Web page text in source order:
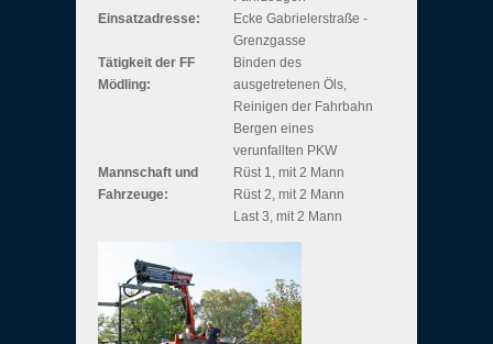
Einsatzadresse:
Ecke Gabrielerstraße -
Grenzgasse
Tätigkeit der FF
Mödling:
Binden des
ausgetretenen Öls,
Reinigen der Fahrbahn
Bergen eines
verunfallten PKW
Mannschaft und
Fahrzeuge:
Rüst 1, mit 2 Mann
Rüst 2, mit 2 Mann
Last 3, mit 2 Mann